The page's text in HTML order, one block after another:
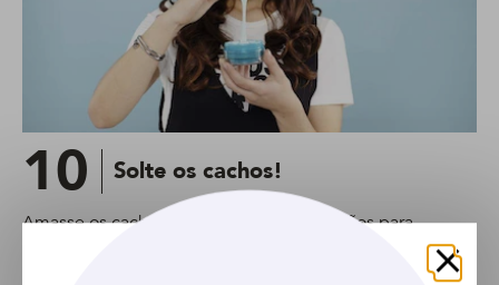
10 Solte os cachos!
Amasse os cachos suavemente com as mãos para